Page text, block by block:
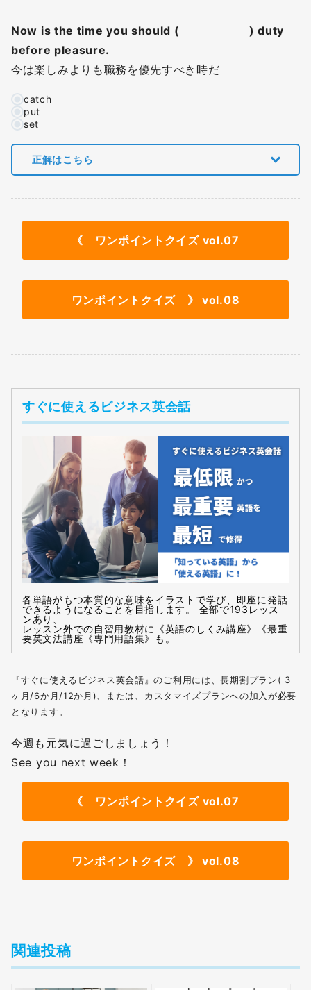
Now is the time you should ( ) duty
before pleasure.
今は楽しみよりも職務を優先すべき時だ
catch
put
set
正解はこちら
《 ワンポイントクイズ vol.07
ワンポイントクイズ 》 vol.08
すぐに使えるビジネス英会話
各単語がもつ本質的な意味をイラストで学び、即座に発話
できるようになることを目指します。 全部で193レッス
ンあり、
レッスン外での自習用教材に《英語のしくみ講座》《最重
要英文法講座《専門用語集》も。
『すぐに使えるビジネス英会話』のご利用には、長期割プラン( 3
ヶ月/6か月/12か月)、または、カスタマイズプランへの加入が必要
となります。
今週も元気に過ごしましょう！
See you next week！
《 ワンポイントクイズ vol.07
ワンポイントクイズ 》 vol.08
関連投稿